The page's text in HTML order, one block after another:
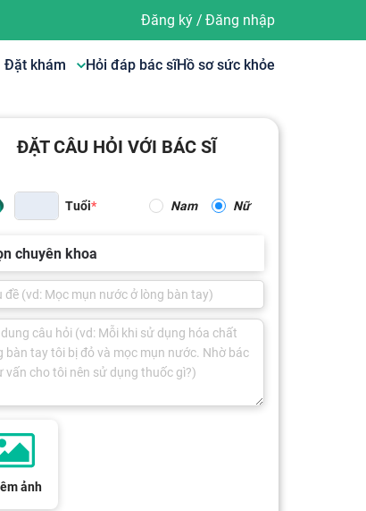
Đăng ký/ Đăng nhập
Đặt khám Hỏi đáp bác sĩHồ sơ sức khỏe
ĐẶT CÂU HỎI VỚI BÁC SĨ
Tuổi Nam Nữ
chuyên khoa
ảnh